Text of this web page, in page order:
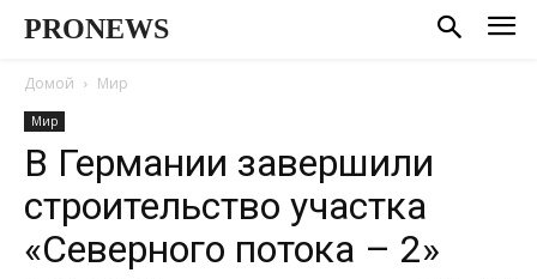
PRONEWS
Домой Мир
Мир
В Германии завершили
строительство участка
«Северного потока – 2»